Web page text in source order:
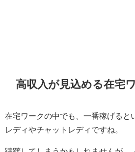
高収入が見込める在宅
在宅ワークの中でも、一番稼げると
レディやチャットレディですね。